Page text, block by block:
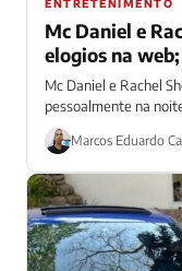
ENTRETENIMENTO
Mc Daniel e
elogios na
Mc Daniel e Rachel
pessoalmente na
madrugada deste
Marcos Eduardo